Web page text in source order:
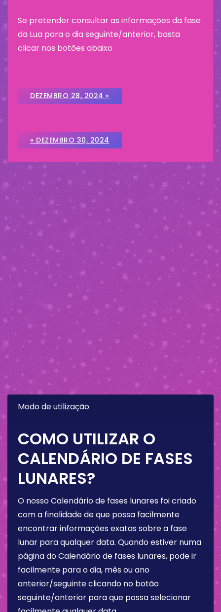
Se pretender consultar as informações da fase
da Lua para o dia seguinte/anterior, basta
clicar nos botões abaixo
DEZEMBRO 28, 2024 «
» DEZEMBRO 30, 2024
Modo de utilização
COMO UTILIZAR O
CALENDÁRIO DE FASES
LUNARES?
O nosso Calendário de fases lunares foi criado
com a finalidade de que possa facilmente
encontrar informações exatas sobre a fase
lunar para qualquer data. Quando estiver numa
página do Calendário de fases lunares, pode ir
facilmente para o dia, mês ou ano
anterior/seguinte clicando no botão
seguinte/anterior para que possa selecionar